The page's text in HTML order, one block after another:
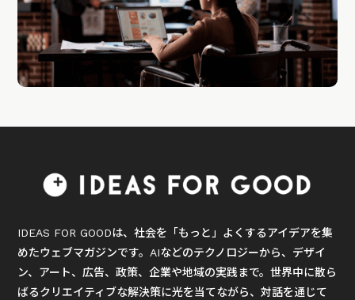
IDEAS FOR GOODは、社会を「もっと」よくするアイデアを集
めたウェブマガジンです。AIなどのテクノロジーから、デザイ
ン、アート、広告、政策、企業や地域の実践まで。世界中に散ら
ばるクリエイティブな解決策に光を当てながら、対話を通じて